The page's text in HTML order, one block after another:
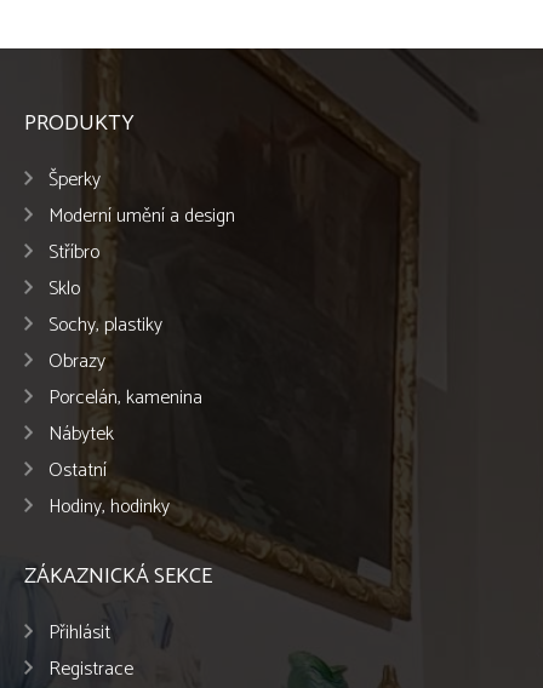
PRODUKTY
Šperky
Moderní umění a design
Stříbro
Sklo
Sochy, plastiky
Obrazy
Porcelán, kamenina
Nábytek
Ostatní
Hodiny, hodinky
ZÁKAZNICKÁ SEKCE
Přihlásit
Registrace